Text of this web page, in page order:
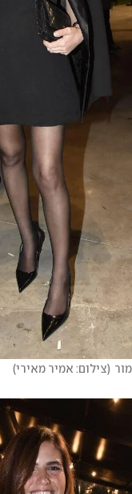
(צילום: אמיר מאירי)